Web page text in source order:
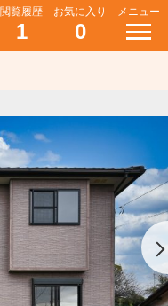
閲覧履歴
1
お気に入り
0
メニュー